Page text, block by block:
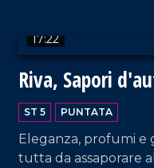
17:22
Riva, Sapori
ST 5 PUNTATA
Eleganza, profumi e
tutta da assaporare